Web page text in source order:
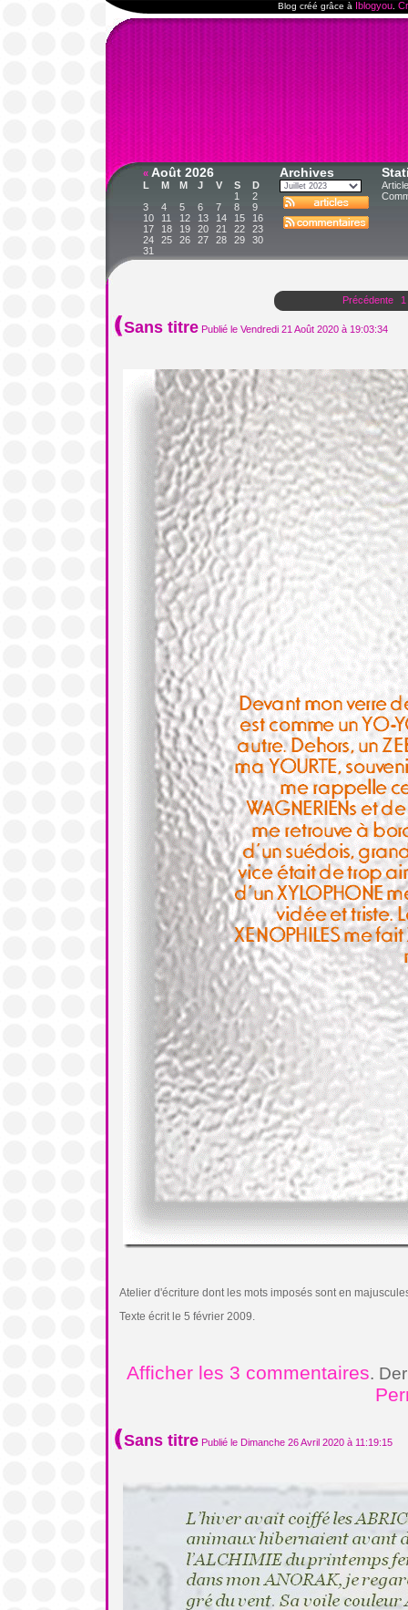
Blog créé grâce à Iblogyou
« Août 2026
L M M J V S
D
1
2
3
4 5 6 7 8
9
10
11 12 13 14 15
16
17
18 19 20 21 22
23
24
25 26 27 28 29
30
31
Archives
Précédente 1
Sans titre Publié le Vendredi 21 Août 2020 à 19:03:34
Atelier d'écriture dont les mots imposés sont en
Texte écrit le 5 février 2009.
Afficher les 3 commentaires.
Sans titre Publié le Dimanche 26 Avril 2020 à 11:19:15